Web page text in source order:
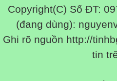
Copyright(C) Số ĐT:
(đang dùng):
Ghi rõ nguồn http://
tin